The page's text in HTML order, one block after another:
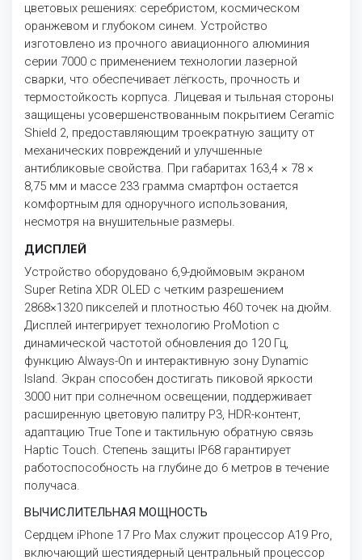
цветовых решениях: серебристом, космическом
оранжевом и глубоком синем. Устройство
изготовлено из прочного авиационного алюминия
серии 7000 с применением технологии лазерной
сварки, что обеспечивает лёгкость, прочность и
термостойкость корпуса. Лицевая и тыльная стороны
защищены усовершенствованным покрытием Ceramic
Shield 2, предоставляющим троекратную защиту от
механических повреждений и улучшенные
антибликовые свойства. При габаритах 163,4 × 78 ×
8,75 мм и массе 233 грамма смартфон остается
комфортным для одноручного использования,
несмотря на внушительные размеры.
ДИСПЛЕЙ
Устройство оборудовано 6,9-дюймовым экраном
Super Retina XDR OLED с четким разрешением
2868×1320 пикселей и плотностью 460 точек на дюйм.
Дисплей интегрирует технологию ProMotion с
динамической частотой обновления до 120 Гц,
функцию Always-On и интерактивную зону Dynamic
Island. Экран способен достигать пиковой яркости
3000 нит при солнечном освещении, поддерживает
расширенную цветовую палитру P3, HDR-контент,
адаптацию True Tone и тактильную обратную связь
Haptic Touch. Степень защиты IP68 гарантирует
работоспособность на глубине до 6 метров в течение
получаса.
ВЫЧИСЛИТЕЛЬНАЯ МОЩНОСТЬ
Сердцем iPhone 17 Pro Max служит процессор A19 Pro,
включающий шестиядерный центральный процессор